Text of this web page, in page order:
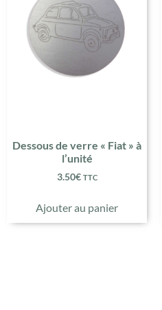
Dessous de verre « Fiat » à
l’unité
3.50€ TTC
Ajouter au panier